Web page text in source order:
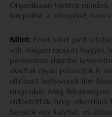
Organikusan történt minden,
települést, a környéket, nem
Bálint: Ezzel azért picit
volt magam mögött hagyni,
parkolóban dugóba
akadtak olyan pillanatok is,
eltúlzott hollywoodi film
magunkat. Még
eldöntöttük, hogy elkezdünk
berakok egy kályhát, mi